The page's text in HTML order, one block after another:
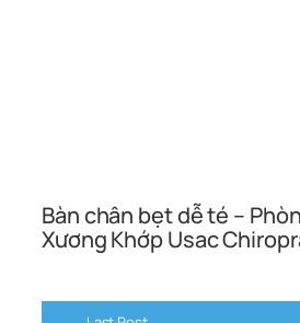
Bàn chân bẹt dễ té –
Xương Khớp Usac